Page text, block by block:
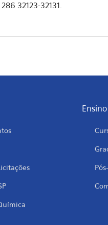
32123-32131.
Ensino